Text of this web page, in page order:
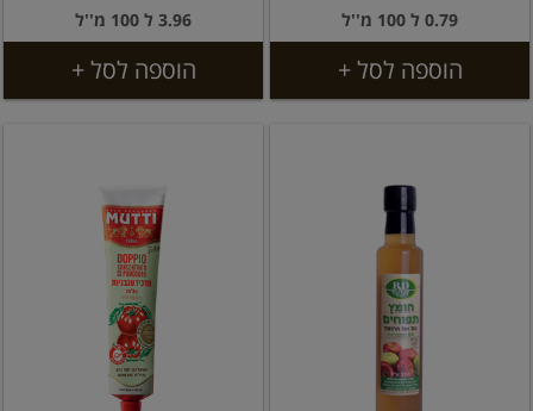
0.79 ל 100 מ''ל
הוספה לסל +
3.96 ל 100 מ''ל
הוספה לסל +